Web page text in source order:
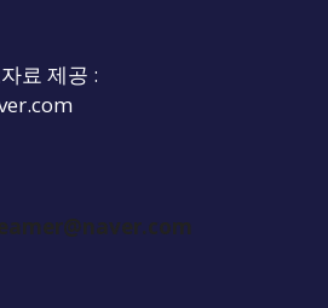
료 제공 :